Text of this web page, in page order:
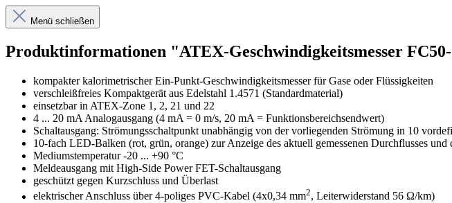
Menü schließen
Produktinformationen "ATEX-Geschwindigkeitsmesser
kompakter kalorimetrischer Ein-Punkt-Geschwindigkeitsmesser für Gase oder Flüssigkeiten
verschleißfreies Kompaktgerät aus Edelstahl 1.4571 (Standardmaterial)
einsetzbar in ATEX-Zone 1, 2, 21 und 22
4 ... 20 mA Analogausgang (4 mA = 0 m/s, 20 mA = Funktionsbereichsendwert)
Schaltausgang: Strömungsschaltpunkt unabhängig von der vorliegenden Strömung in 10
10-fach LED-Balken (rot, grün, orange) zur Anzeige des aktuell gemessenen Durchflusses
Mediumstemperatur -20 ... +90 °C
Meldeausgang mit High-Side Power FET-Schaltausgang
geschützt gegen Kurzschluss und Überlast
elektrischer Anschluss über 4-poliges PVC-Kabel (4x0,34 mm2, Leiterwiderstand 56 Ω/km)